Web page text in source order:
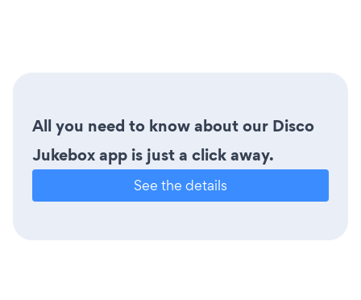
All you need to know about our Disco
Jukebox app is just a click away.
See the details